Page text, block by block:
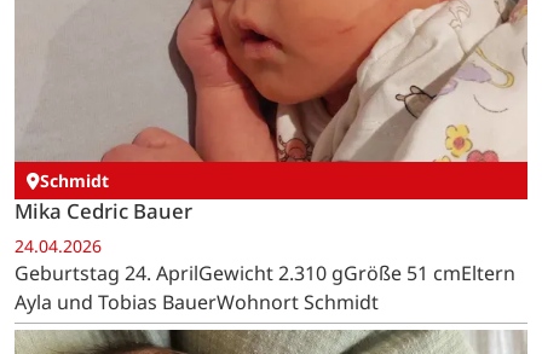
Schmidt
Mika Cedric Bauer
24.04.2026
Geburtstag 24. AprilGewicht 2.310 gGröße 51 cmEltern
Ayla und Tobias BauerWohnort Schmidt